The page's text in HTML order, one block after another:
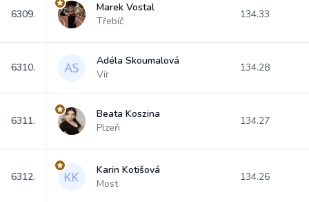
6309.
Marek Vostal
Třebíč
134.33
6310.
Adéla Skoumalová
Vír
134.28
6311.
Beata Koszina
Plzeň
134.27
6312.
Karin Kotišová
Most
134.26